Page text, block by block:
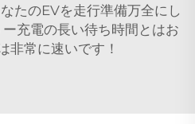
たのEVを走行準備万全にし
充電の長い待ち時間とはお
非常に速いです！